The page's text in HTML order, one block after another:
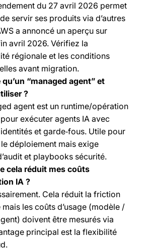
du 27 avril 2026 permet
servir ses produits via d’autres
a annoncé un aperçu sur
avril 2026. Vérifiez la
régionale et les conditions
avant migration.
qu’un “managed agent” et
?
agent est un runtime/opération
exécuter agents IA avec
et garde‑fous. Utile pour
déploiement mais exige
et playbooks sécurité.
cela réduit mes coûts
IA ?
Cela réduit la friction
les coûts d’usage (modèle /
doivent être mesurés via
principal est la flexibilité